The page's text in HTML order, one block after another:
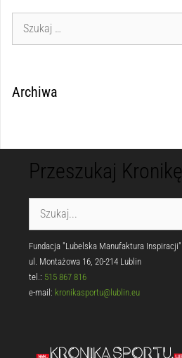
Archiwa
Przeszukaj Kronikę
Fundacja "Lubelska Manufaktura Inspiracji"
ul. Montażowa 16, 20-214 Lublin
tel.: 515 867 816
e-mail: kronikasportu@lublin.eu